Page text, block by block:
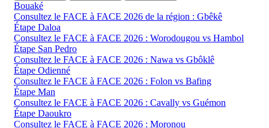
Bouaké
Consultez le FACE à FACE 2026 de la région : Gbêkê
Étape Daloa
Consultez le FACE à FACE 2026 : Worodougou vs Hambol
Étape San Pedro
Consultez le FACE à FACE 2026 : Nawa vs Gbôklê
Étape Odienné
Consultez le FACE à FACE 2026 : Folon vs Bafing
Étape Man
Consultez le FACE à FACE 2026 : Cavally vs Guémon
Étape Daoukro
Consultez le FACE à FACE 2026 : Moronou